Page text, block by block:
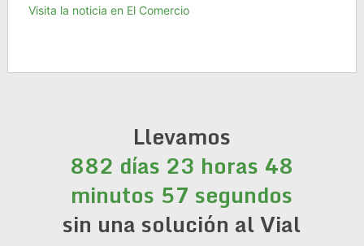
Visita la noticia en El Comercio
Llevamos
882 días 23 horas 48
minutos 57 segundos
sin una solución al Vial